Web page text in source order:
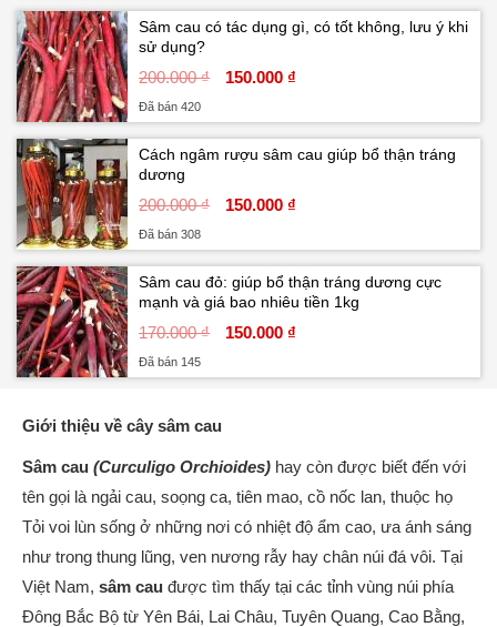
Sâm cau có tác dụng gì, có tốt không, lưu ý khi
sử dụng?
200.000 ₫ 150.000 ₫
Đã bán 420
Cách ngâm rượu sâm cau giúp bổ thận tráng
dương
200.000 ₫ 150.000 ₫
Đã bán 308
Sâm cau đỏ: giúp bổ thận tráng dương cực
mạnh và giá bao nhiêu tiền 1kg
170.000 ₫ 150.000 ₫
Đã bán 145
Giới thiệu về cây sâm cau
Sâm cau (Curculigo Orchioides) hay còn được biết đến với
tên gọi là ngải cau, soọng ca, tiên mao, cồ nốc lan, thuộc họ
Tỏi voi lùn sống ở những nơi có nhiệt độ ẩm cao, ưa ánh sáng
như trong thung lũng, ven nương rẫy hay chân núi đá vôi. Tại
Việt Nam, sâm cau được tìm thấy tại các tỉnh vùng núi phía
Đông Bắc Bộ từ Yên Bái, Lai Châu, Tuyên Quang, Cao Bằng,